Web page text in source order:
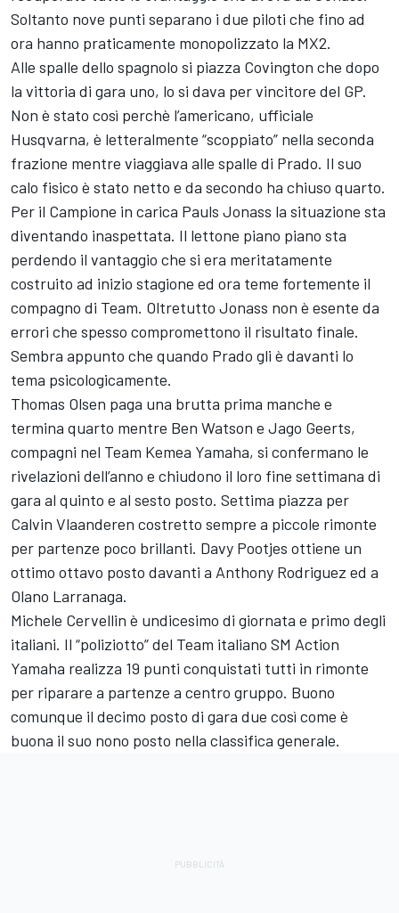
Soltanto nove punti separano i due piloti che fino ad
ora hanno praticamente monopolizzato la MX2.
Alle spalle dello spagnolo si piazza Covington che dopo
la vittoria di gara uno, lo si dava per vincitore del GP.
Non è stato così perchè l’americano, ufficiale
Husqvarna, è letteralmente “scoppiato” nella seconda
frazione mentre viaggiava alle spalle di Prado. Il suo
calo fisico è stato netto e da secondo ha chiuso quarto.
Per il Campione in carica Pauls Jonass la situazione sta
diventando inaspettata. Il lettone piano piano sta
perdendo il vantaggio che si era meritatamente
costruito ad inizio stagione ed ora teme fortemente il
compagno di Team. Oltretutto Jonass non è esente da
errori che spesso compromettono il risultato finale.
Sembra appunto che quando Prado gli è davanti lo
tema psicologicamente.
Thomas Olsen paga una brutta prima manche e
termina quarto mentre Ben Watson e Jago Geerts,
compagni nel Team Kemea Yamaha, si confermano le
rivelazioni dell’anno e chiudono il loro fine settimana di
gara al quinto e al sesto posto. Settima piazza per
Calvin Vlaanderen costretto sempre a piccole rimonte
per partenze poco brillanti. Davy Pootjes ottiene un
ottimo ottavo posto davanti a Anthony Rodriguez ed a
Olano Larranaga.
Michele Cervellin è undicesimo di giornata e primo degli
italiani. Il “poliziotto” del Team italiano SM Action
Yamaha realizza 19 punti conquistati tutti in rimonte
per riparare a partenze a centro gruppo. Buono
comunque il decimo posto di gara due così come è
buona il suo nono posto nella classifica generale.